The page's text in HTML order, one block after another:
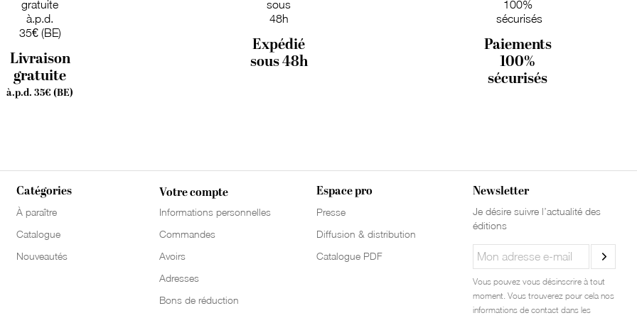
Livraison
gratuite
à.p.d. 35€ (BE)
Expédié
sous 48h
Paiements
100%
sécurisés
Catégories
À paraître
Catalogue
Nouveautés
Votre compte
Informations personnelles
Commandes
Avoirs
Adresses
Bons de réduction
Espace pro
Presse
Diffusion & distribution
Catalogue PDF
Newsletter
Je désire suivre l’actualité des
éditions
Vous pouvez vous désinscrire à tout
moment. Vous trouverez pour cela nos
informations de contact dans les